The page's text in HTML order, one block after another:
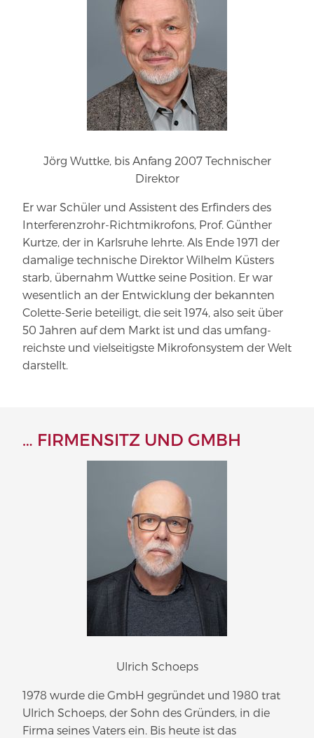
Jörg Wuttke, bis Anfang 2007 Technischer
Direktor
Er war Schüler und Assistent des Erfinders des
Interferenzrohr-​Richtmikrofons, Prof. Günther
Kurtze, der in Karlsruhe lehrte. Als Ende 1971 der
damalige technische Direktor Wilhelm Küsters
starb, übernahm Wuttke seine Position. Er war
wesentlich an der Entwicklung der bekannten
Colette-​Serie beteiligt, die seit 1974, also seit über
50 Jahren auf dem Markt ist und das umfang­
reichste und viel­sei­tigste Mikro­fon­system der Welt
darstellt.
… FIRMENSITZ UND GMBH
Ulrich Schoeps
1978 wurde die GmbH gegründet und 1980 trat
Ulrich Schoeps, der Sohn des Gründers, in die
Firma seines Vaters ein. Bis heute ist das